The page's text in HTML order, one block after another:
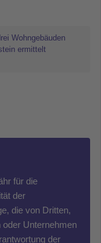
Wohngebäuden
ermittelt
für die
der
die von Dritten,
oder Unternehmen
der